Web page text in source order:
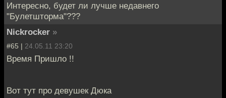
Интересно, будет ли лучше недавнего
"Булетшторма"???
Nickrocker »
#65 | 24.05.11 23:20
Время Пришло !!
Вот тут про девушек Дюка